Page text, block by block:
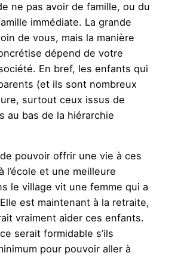
ne pas avoir de famille, ou du
immédiate. La grande
de vous, mais la manière
dépend de votre
En bref, les enfants qui
(et ils sont nombreux
surtout ceux issus de
au bas de la hiérarchie
pouvoir offrir une vie à ces
l’école et une meilleure
le village vit une femme qui a
est maintenant à la retraite,
vraiment aider ces enfants.
serait formidable s’ils
pour pouvoir aller à